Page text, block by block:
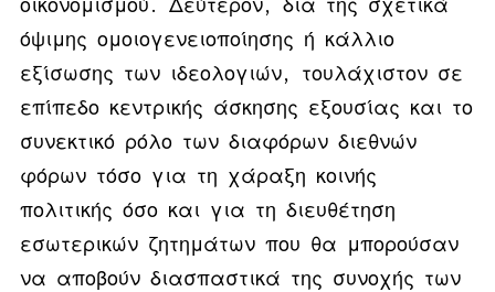
οικονομισμού. Δεύτερον, δια της σχετικά
όψιμης ομοιογενειοποίησης ή κάλλιο
εξίσωσης των ιδεολογιών, τουλάχιστον σε
επίπεδο κεντρικής άσκησης εξουσίας και το
συνεκτικό ρόλο των διαφόρων διεθνών
φόρων τόσο για τη χάραξη κοινής
πολιτικής όσο και για τη διευθέτηση
εσωτερικών ζητημάτων που θα μπορούσαν
να αποβούν διασπαστικά της συνοχής των